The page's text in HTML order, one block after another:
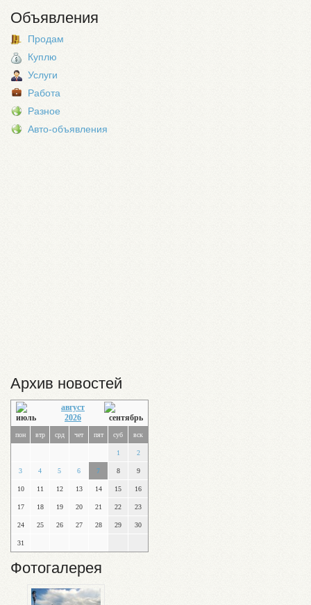
Объявления
Продам
Куплю
Услуги
Работа
Разное
Авто-объявления
Архив новостей
август
2026
пон втр срд чет пят суб вск
1 2
3 4 5 6 7 8 9
10 11 12 13 14 15 16
17 18 19 20 21 22 23
24 25 26 27 28 29 30
31
Фотогалерея